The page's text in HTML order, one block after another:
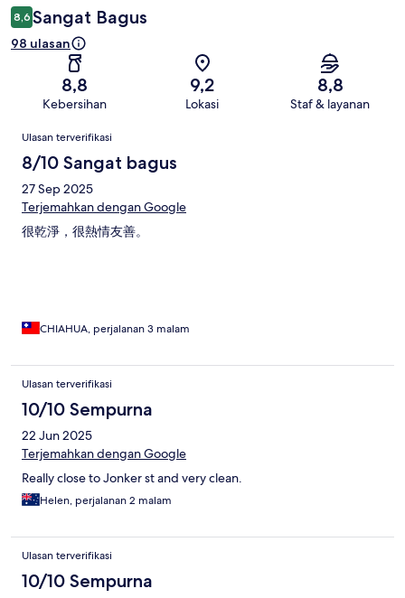
8,6 Sangat Bagus
98 ulasan
8,8
Kebersihan
9,2
Lokasi
8,8
Staf & layanan
Ulasan
Ulasan terverifikasi
8/10 Sangat bagus
27 Sep 2025
Terjemahkan dengan Google
很乾淨，很熱情友善。
CHIAHUA, perjalanan 3 malam
Ulasan terverifikasi
10/10 Sempurna
22 Jun 2025
Terjemahkan dengan Google
Really close to Jonker st and very clean.
Helen, perjalanan 2 malam
Ulasan terverifikasi
10/10 Sempurna